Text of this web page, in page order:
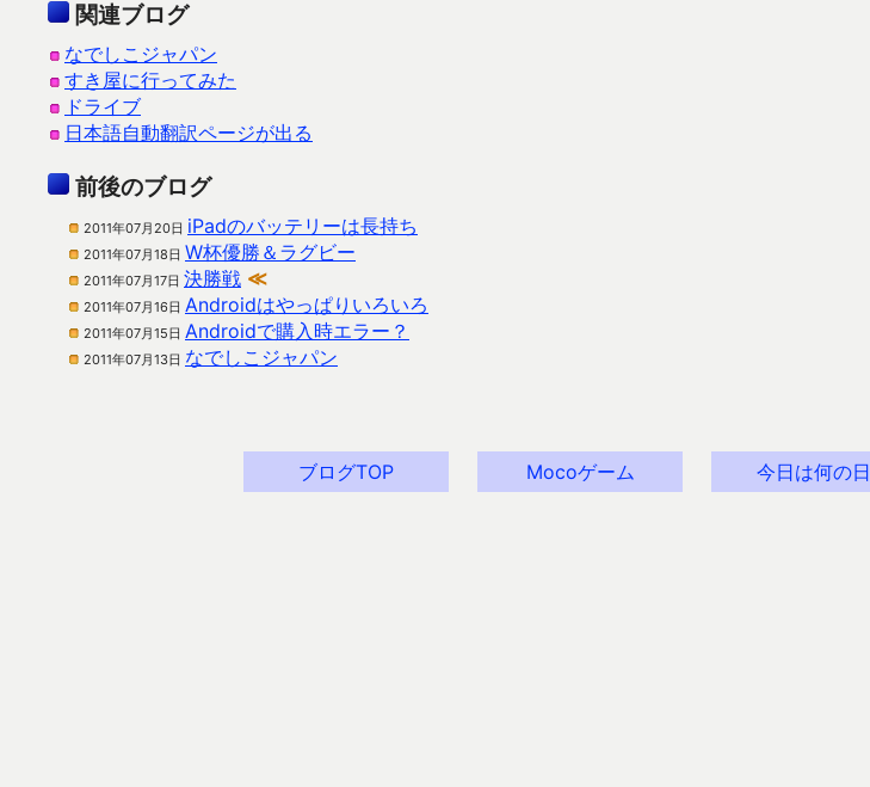
関連ブログ
なでしこジャパン
すき屋に行ってみた
ドライブ
日本語自動翻訳ページが出る
前後のブログ
2011年07月20日 iPadのバッテリーは長持ち
2011年07月18日 W杯優勝＆ラグビー
2011年07月17日 決勝戦 ≪
2011年07月16日 Androidはやっぱりいろいろ
2011年07月15日 Androidで購入時エラー？
2011年07月13日 なでしこジャパン
ブログTOP Mocoゲーム 今日は何の日